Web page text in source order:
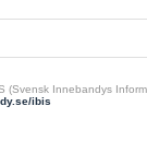
(Svensk Innebandys
ibis